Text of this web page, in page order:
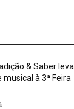
& Saber leva
musical à 3ª Feira